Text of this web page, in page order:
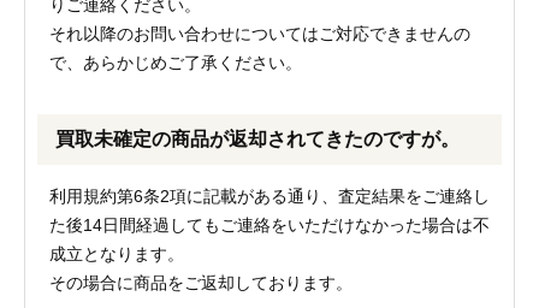
りご連絡ください。
それ以降のお問い合わせについてはご対応できませんの
で、あらかじめご了承ください。
買取未確定の商品が返却されてきたのですが。
利用規約第6条2項に記載がある通り、査定結果をご連絡し
た後14日間経過してもご連絡をいただけなかった場合は不
成立となります。
その場合に商品をご返却しております。